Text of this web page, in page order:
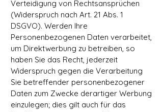
Verteidigung von Rechtsansprüchen
(Widerspruch nach Art. 21 Abs. 1
DSGVO). Werden Ihre
Personenbezogenen Daten verarbeitet,
um Direktwerbung zu betreiben, so
haben Sie das Recht, jederzeit
Widerspruch gegen die Verarbeitung
Sie betreffender personenbezogener
Daten zum Zwecke derartiger Werbung
einzulegen; dies gilt auch für das